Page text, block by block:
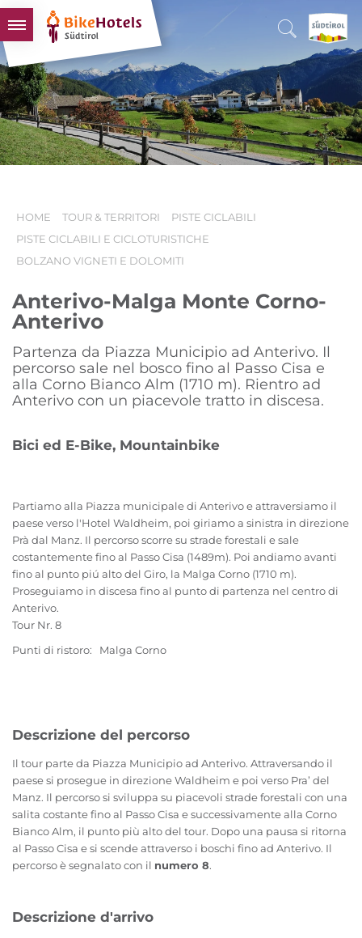
BIKEHOTELS
HOTELS & PACCHETTI
TOUR & TERRITORI
L'ALTO ADIGE & NOI
HOME TOUR & TERRITORI
PISTE CICLABILI
PISTE CICLABILI E CICLOTURISTICHE
BOLZANO VIGNETI E DOLOMITI
Anterivo-Malga Monte Corno-
Anterivo
Partenza da Piazza Municipio ad Anterivo. Il
percorso sale nel bosco fino al Passo Cisa e
alla Corno Bianco Alm (1710 m). Rientro ad
Anterivo con un piacevole tratto in discesa.
Bici ed E-Bike, Mountainbike
Partiamo alla Piazza municipale di Anterivo e attraversiamo il
paese verso l'Hotel Waldheim, poi giriamo a sinistra in direzione
Prà dal Manz. Il percorso scorre su strade forestali e sale
costantemente fino al Passo Cisa (1489m). Poi andiamo avanti
fino al punto piú alto del Giro, la Malga Corno (1710 m).
Proseguiamo in discesa fino al punto di partenza nel centro di
Anterivo.
Tour Nr. 8
Punti di ristoro: Malga Corno
Descrizione del percorso
Il tour parte da Piazza Municipio ad Anterivo. Attraversando il
paese si prosegue in direzione Waldheim e poi verso Pra’ del
Manz. Il percorso si sviluppa su piacevoli strade forestali con una
salita costante fino al Passo Cisa e successivamente alla Corno
Bianco Alm, il punto più alto del tour. Dopo una pausa si ritorna
al Passo Cisa e si scende attraverso i boschi fino ad Anterivo. Il
percorso è segnalato con il numero 8.
Descrizione d'arrivo